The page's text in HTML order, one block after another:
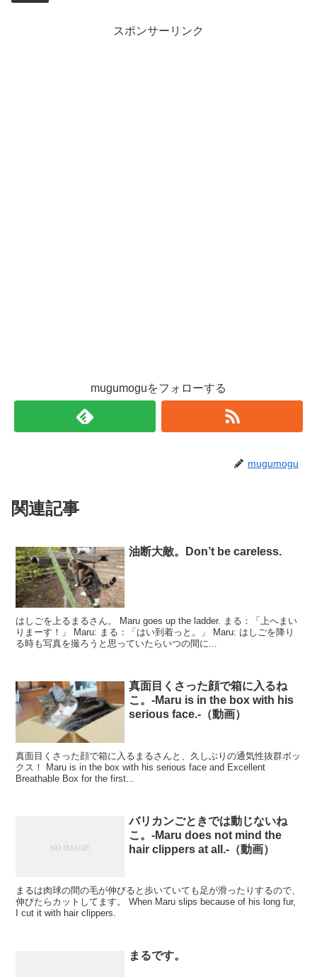
スポンサーリンク
mugumoguをフォローする
mugumogu
関連記事
油断大敵。Don’t be careless.
はしごを上るまるさん。 Maru goes up the ladder. まる：「上へまい
りまーす！」 Maru: まる：「はい到着っと。」 Maru: はしごを降り
る時も写真を撮ろうと思っていたらいつの間に...
真面目くさった顔で箱に入るね
こ。-Maru is in the box with his
serious face.-（動画）
真面目くさった顔で箱に入るまるさんと、久しぶりの通気性抜群ボッ
クス！ Maru is in the box with his serious face and Excellent
Breathable Box for the first...
バリカンごときでは動じないね
こ。-Maru does not mind the
hair clippers at all.-（動画）
まるは肉球の間の毛が伸びると歩いていても足が滑ったりするので、
伸びたらカットしてます。 When Maru slips because of his long fur,
I cut it with hair clippers.
まるです。